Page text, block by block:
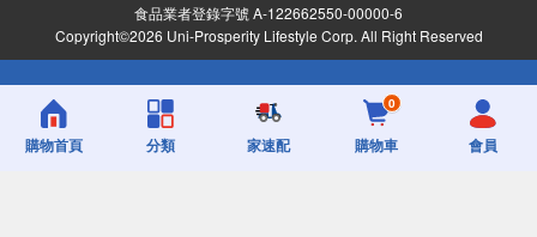
食品業者登錄字號 A-122662550-00000-6
Copyright©2026 Uni-Prosperity Lifestyle Corp. All Right Reserved
購物首頁 分類 家速配
0
購物車 會員